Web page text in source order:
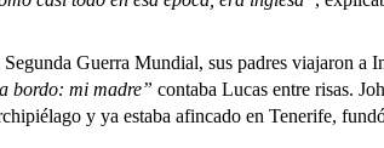
Guerra Mundial, sus padres viajaron a
bordo: mi madre” contaba Lucas entre risas.
y ya estaba afincado en Tenerife,